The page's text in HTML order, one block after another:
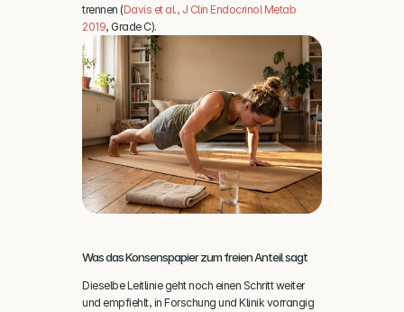
trennen (Davis et al., J Clin Endocrinol Metab
2019, Grade C).
Was das Konsenspapier zum freien Anteil sagt
Dieselbe Leitlinie geht noch einen Schritt weiter
und empfiehlt, in Forschung und Klinik vorrangig